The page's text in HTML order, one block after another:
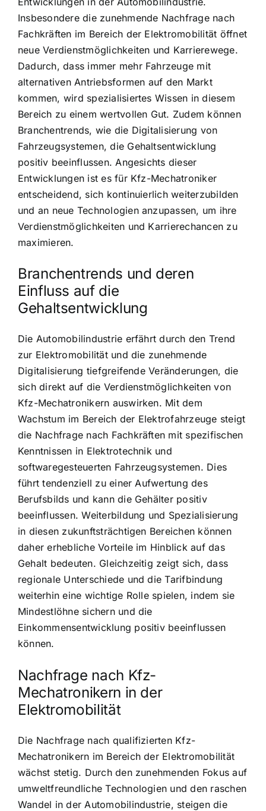
Insbesondere die zunehmende Nachfrage nach
Fachkräften im Bereich der Elektromobilität öffnet
neue Verdienstmöglichkeiten und Karrierewege.
Dadurch, dass immer mehr Fahrzeuge mit
alternativen Antriebsformen auf den Markt
kommen, wird spezialisiertes Wissen in diesem
Bereich zu einem wertvollen Gut. Zudem können
Branchentrends, wie die Digitalisierung von
Fahrzeugsystemen, die Gehaltsentwicklung
positiv beeinflussen. Angesichts dieser
Entwicklungen ist es für Kfz-Mechatroniker
entscheidend, sich kontinuierlich weiterzubilden
und an neue Technologien anzupassen, um ihre
Verdienstmöglichkeiten und Karrierechancen zu
maximieren.
Branchentrends und deren
Einfluss auf die
Gehaltsentwicklung
Die Automobilindustrie erfährt durch den Trend
zur Elektromobilität und die zunehmende
Digitalisierung tiefgreifende Veränderungen, die
sich direkt auf die Verdienstmöglichkeiten von
Kfz-Mechatronikern auswirken. Mit dem
Wachstum im Bereich der Elektrofahrzeuge steigt
die Nachfrage nach Fachkräften mit spezifischen
Kenntnissen in Elektrotechnik und
softwaregesteuerten Fahrzeugsystemen. Dies
führt tendenziell zu einer Aufwertung des
Berufsbilds und kann die Gehälter positiv
beeinflussen. Weiterbildung und Spezialisierung
in diesen zukunftsträchtigen Bereichen können
daher erhebliche Vorteile im Hinblick auf das
Gehalt bedeuten. Gleichzeitig zeigt sich, dass
regionale Unterschiede und die Tarifbindung
weiterhin eine wichtige Rolle spielen, indem sie
Mindestlöhne sichern und die
Einkommensentwicklung positiv beeinflussen
können.
Nachfrage nach Kfz-
Mechatronikern in der
Elektromobilität
Die Nachfrage nach qualifizierten Kfz-
Mechatronikern im Bereich der Elektromobilität
wächst stetig. Durch den zunehmenden Fokus auf
umweltfreundliche Technologien und den raschen
Wandel in der Automobilindustrie, steigen die